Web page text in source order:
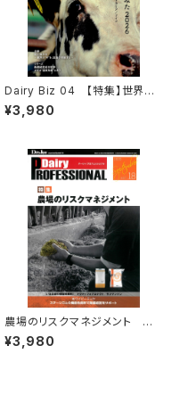
Dairy Biz 04 【特集】世界の
酪農を覗いてみた2026
¥3,980
農場のリスクマネジメント
Dairy P
ROFESSIONAL Vol.18
¥3,980